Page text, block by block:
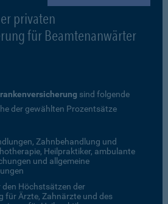
privaten
für Beamtenanwärter
sind folgende
der gewählten Prozentsätze
Zahnbehandlung und
Heilpraktiker, ambulante
und allgemeine
den Höchstsätzen der
für Ärzte, Zahnärzte und des